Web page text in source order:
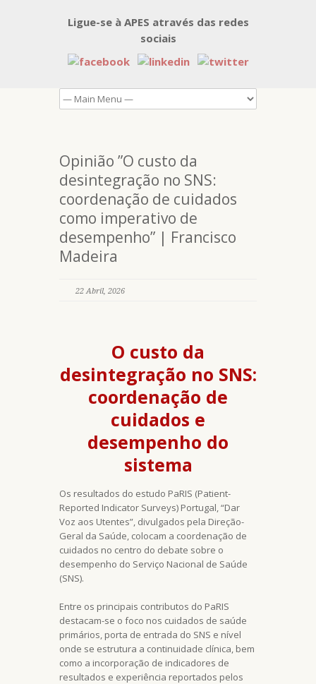
Ligue-se à APES através das redes
sociais
Opinião ”O custo da
desintegração no SNS:
coordenação de cuidados
como imperativo de
desempenho” | Francisco
Madeira
22 Abril, 2026
O custo da
desintegração no SNS:
coordenação de
cuidados e
desempenho do
sistema
Os resultados do estudo PaRIS (Patient-
Reported Indicator Surveys) Portugal, “Dar
Voz aos Utentes”, divulgados pela Direção-
Geral da Saúde, colocam a coordenação de
cuidados no centro do debate sobre o
desempenho do Serviço Nacional de Saúde
(SNS).
Entre os principais contributos do PaRIS
destacam-se o foco nos cuidados de saúde
primários, porta de entrada do SNS e nível
onde se estrutura a continuidade clínica, bem
como a incorporação de indicadores de
resultados e experiência reportados pelos